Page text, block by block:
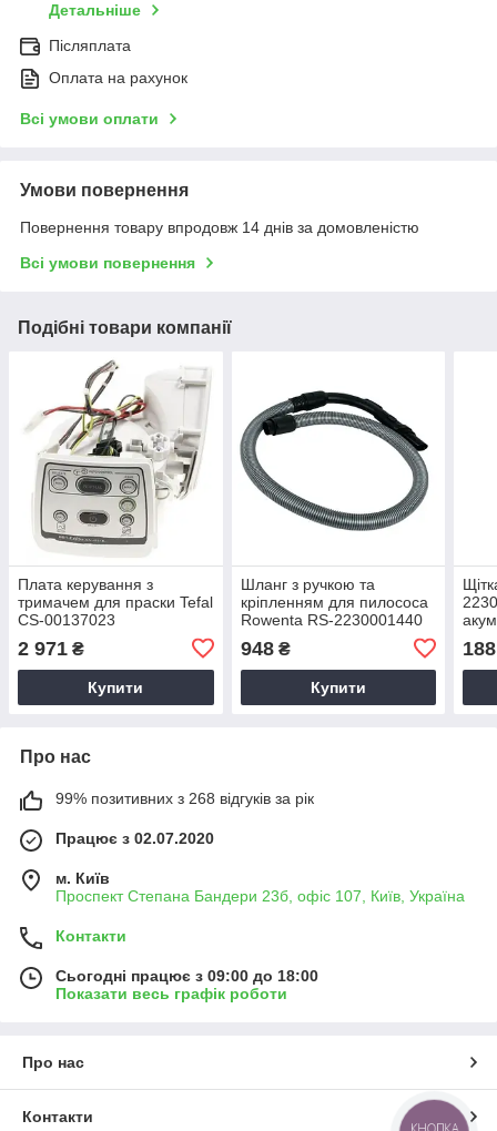
Детальніше
Післяплата
Оплата на рахунок
Всі умови оплати
Умови повернення
Повернення товару впродовж 14 днів за домовленістю
Всі умови повернення
Подібні товари компанії
Плата керування з
тримачем для праски Tefal
CS-00137023
2 971 ₴
Купити
Шланг з ручкою та
кріпленням для пилососа
Rowenta RS-2230001440
948₴
Купити
188
Про нас
99% позитивних з 268 відгуків за рік
Працює з 02.07.2020
м. Київ
Проспект Степана Бандери 23б, офіс 107, Київ, Україна
Контакти
Сьогодні працює з 09:00 до 18:00
Показати весь графік роботи
Про нас
Контакти